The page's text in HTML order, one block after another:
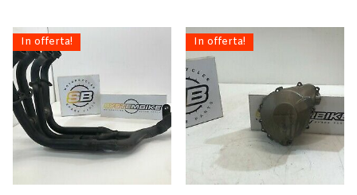
In offerta! In offerta!